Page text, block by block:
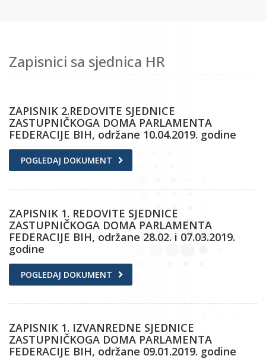
Zapisnici sa sjednica HR
ZAPISNIK 2.REDOVITE SJEDNICE
ZASTUPNIČKOGA DOMA PARLAMENTA
FEDERACIJE BIH, održane 10.04.2019. godine
POGLEDAJ DOKUMENT
ZAPISNIK 1. REDOVITE SJEDNICE
ZASTUPNIČKOGA DOMA PARLAMENTA
FEDERACIJE BIH, održane 28.02. i 07.03.2019.
godine
POGLEDAJ DOKUMENT
ZAPISNIK 1. IZVANREDNE SJEDNICE
ZASTUPNIČKOGA DOMA PARLAMENTA
FEDERACIJE BIH, održane 09.01.2019. godine